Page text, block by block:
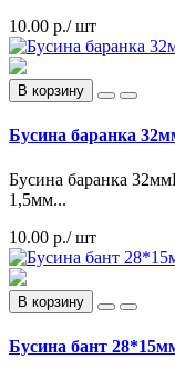
10.00 р./ шт
В корзину
Бусина баранка
Бусина баранка
1,5мм...
10.00 р./ шт
В корзину
Бусина бант